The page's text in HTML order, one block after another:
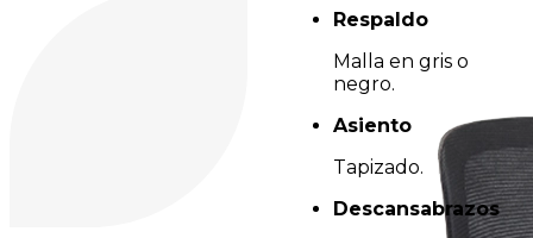
Respaldo
Malla en gris o
negro.
Asiento
Tapizado.
Descansabrazos